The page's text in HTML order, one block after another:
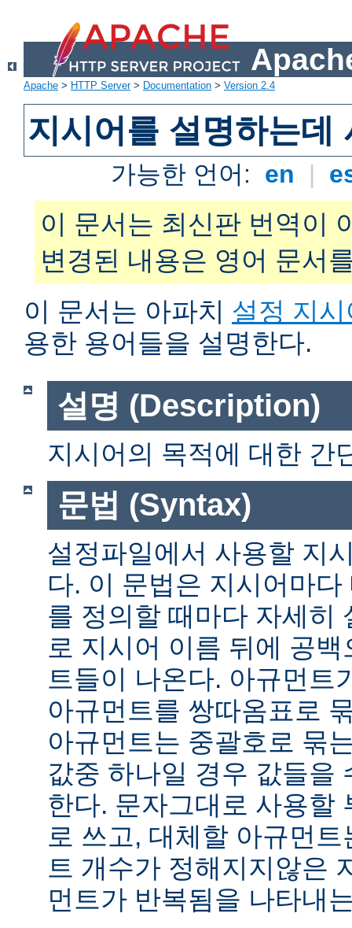
Apache > HTTP Server> Documentation > Version 2.4
지시어를 설명하는데
가능한 언어: en |
이 문서는 최신판 번역이
변경된 내용은 영어 문서
이 문서는 아파치 설정 지시
용한 용어들을 설명한다.
설명 (Description)
지시어의 목적에 대한 간
문법 (Syntax)
설정파일에서 사용할 지
다. 이 문법은 지시어마
를 정의할 때마다 자세히
로 지시어 이름 뒤에 공
트들이 나온다. 아규먼트
아규먼트를 쌍따옴표로
아규먼트는 중괄호로 묶
값중 하나일 경우 값들을
한다. 문자그대로 사용할
로 쓰고, 대체할 아규먼
트 개수가 정해지지않은
먼트가 반복됨을 나타내